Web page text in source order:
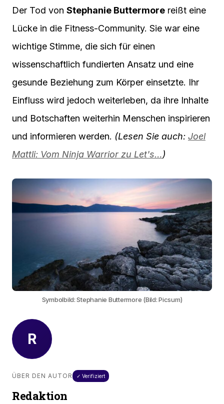
Der Tod von Stephanie Buttermore reißt eine
Lücke in die Fitness-Community. Sie war eine
wichtige Stimme, die sich für einen
wissenschaftlich fundierten Ansatz und eine
gesunde Beziehung zum Körper einsetzte. Ihr
Einfluss wird jedoch weiterleben, da ihre Inhalte
und Botschaften weiterhin Menschen inspirieren
und informieren werden. (Lesen Sie auch: Joel
Mattli: Vom Ninja Warrior zu Let's…)
Symbolbild: Stephanie Buttermore (Bild: Picsum)
R
ÜBER DEN AUTOR ✓ Verifiziert
Redaktion